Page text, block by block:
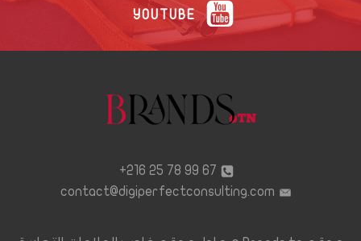
YOUTUBE
67 99 78 25 216+
contact@digiperfectconsulting.com